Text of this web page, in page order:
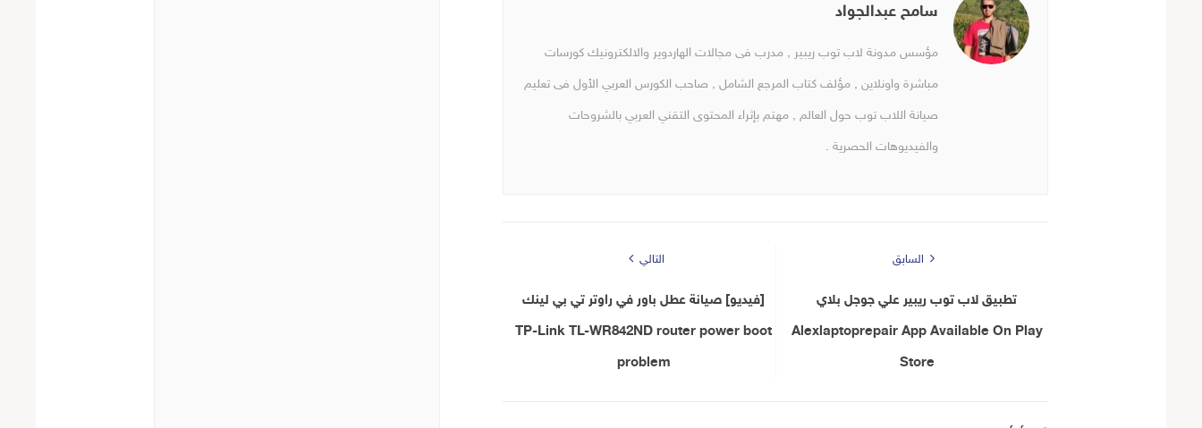
سامح عبدالجواد
مؤسس مدونة لاب توب ريبير , مدرب فى مجالات الهاردوير والالكترونيك كورسات
مباشرة واونلاين , مؤلف كتاب المرجع الشامل , صاحب الكورس العربي الأول فى تعليم
صيانة اللاب توب حول العالم , مهتم بإثراء المحتوى التقني العربي بالشروحات
والفيديوهات الحصرية .
السابق
تطبيق لاب توب ريبير علي جوجل بلاي
Alexlaptoprepair App Available On Play
Store
التالي
[فيديو] صيانة عطل باور في راوتر تي بي لينك
TP-Link TL-WR842ND router power boot
problem